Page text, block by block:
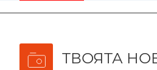
ТВОЯТА